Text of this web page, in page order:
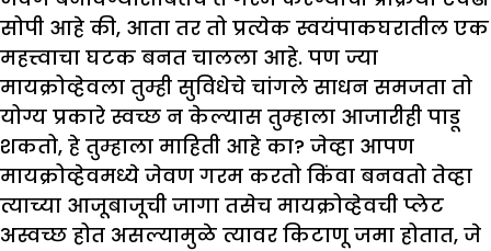
सोपी आहे की, आता तर तो प्रत्येक स्वयंपाकघरातील एक
महत्त्वाचा घटक बनत चालला आहे. पण ज्या
मायक्रोव्हेवला तुम्ही सुविधेचे चांगले साधन समजता तो
योग्य प्रकारे स्वच्छ न केल्यास तुम्हाला आजारीही पाडू
शकतो, हे तुम्हाला माहिती आहे का? जेव्हा आपण
मायक्रोव्हेवमध्ये जेवण गरम करतो किंवा बनवतो तेव्हा
त्याच्या आजूबाजूची जागा तसेच मायक्रोव्हेवची प्लेट
अस्वच्छ होत असल्यामुळे त्यावर किटाणू जमा होतात, जे